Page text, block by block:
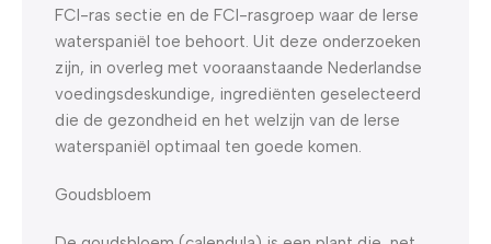
FCI-ras sectie en de FCI-rasgroep waar de Ierse
waterspaniël toe behoort. Uit deze onderzoeken
zijn, in overleg met vooraanstaande Nederlandse
voedingsdeskundige, ingrediënten geselecteerd
die de gezondheid en het welzijn van de Ierse
waterspaniël optimaal ten goede komen.
Goudsbloem